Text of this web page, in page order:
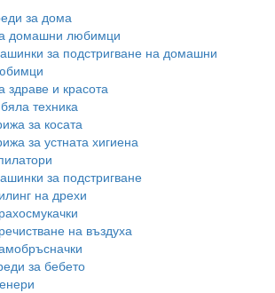
за дома
домашни любимци
за подстригване на домашни
здраве и красота
техника
за косата
за устната хигиена
за подстригване
на дрехи
на въздуха
за бебето